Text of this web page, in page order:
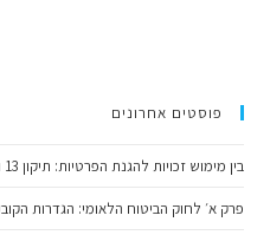
פוסטים אחרונים
בין מימוש זכויות להגנת הפרטיות: תיקון 13 והמידע הרגיש שאנחנו מוסרים בדרך
פרק א׳ לחוק הביטוח הלאומי: הגדרות